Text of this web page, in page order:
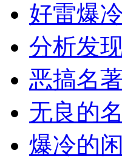
好雷爆
分析发
恶搞名
无良的
爆冷的